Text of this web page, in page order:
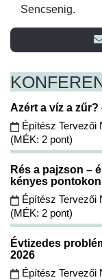
Sencsenig.
Azért a víz a
Építész Tervezői
(MÉK: 2 pont)
Rés a pajzson –
kényes pontokon
Építész Tervezői
(MÉK: 2 pont)
Évtizedes
2026
Építész Tervezői